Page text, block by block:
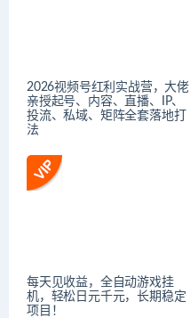
2026视频号红利实战营，大佬
亲授起号、内容、直播、IP、
投流、私域、矩阵全套落地打
法
每天见收益，全自动游戏挂
机，轻松日元千元，长期稳定
项目！